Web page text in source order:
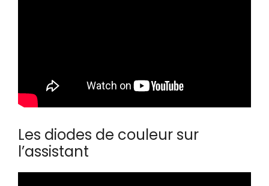
Les diodes de couleur sur
l’assistant